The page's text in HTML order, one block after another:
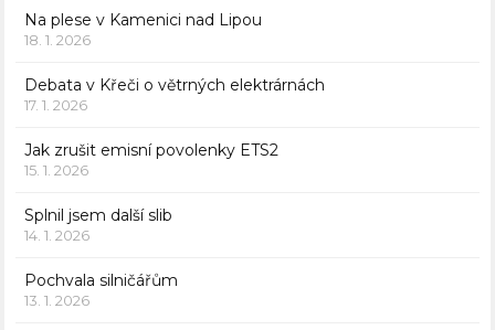
Na plese v Kamenici nad Lipou
18. 1. 2026
Debata v Křeči o větrných elektrárnách
17. 1. 2026
Jak zrušit emisní povolenky ETS2
15. 1. 2026
Splnil jsem další slib
14. 1. 2026
Pochvala silničářům
13. 1. 2026